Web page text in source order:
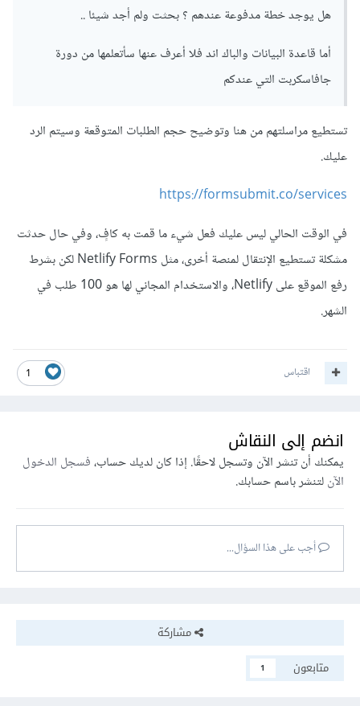
هل يوجد خطة مدفوعة عندهم ؟ بحثت ولم أجد شيئا ..
أما قاعدة البيانات والباك اند فلا أعرف عنها سأتعلمها من دورة
جافاسكربت التي عندكم
تستطيع مراسلتهم من هنا وتوضيح حجم الطلبات المتوقعة وسيتم الرد
عليك.
https://formsubmit.co/services
في الوقت الحالي ليس عليك فعل شيء ما قمت به كافٍ، وفي حال حدثت
مشكلة تستطيع الإنتقال لمنصة أخرى، مثل Netlify Forms لكن بشرط
رفع الموقع على Netlify، والاستخدام المجاني لها هو 100 طلب في
الشهر.
1 اقتباس
انضم إلى النقاش
يمكنك أن تنشر الآن وتسجل لاحقًا. إذا كان لديك حساب،فسجل الدخول
الآنلتنشر باسم حسابك.
أجب على هذا السؤال...
مشاركة
متابعون
1